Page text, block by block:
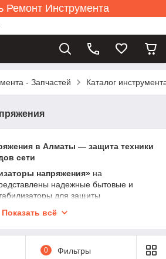
Ремонт Инструмента
- Запчастей Каталог
в Алматы — защита техники
сети
напряжения» на
надежные бытовые и
для защиты
электрической сети. Стабилизатор
и сервоприводные
Показать всё
0 Фильтры